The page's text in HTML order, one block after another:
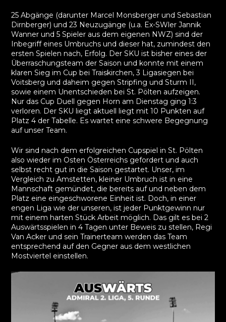
25 Abgänge (darunter Marcel Monsberger und Sebastian
Dirnberger) und 23 Neuzugänge (u.a. Ex-SWler Jannik
Wanner und 5 Spieler aus dem eigenen NWZ) sind der
Inbegriff eines Umbruchs und dieser hat, zumindest den
ersten Spielen nach, Erfolg. Der SKU ist bisher eines der
Überraschungsteam der Saison und konnte mit einem
klaren Sieg im Cup bei Traiskirchen, 3 Ligasiegen bei
Voitsberg und daheim gegen Stripfing und Sturm II,
sowie einem Unentschieden bei St. Pölten aufzeigen.
Nur das Cup Duell gegen Horn am Dienstag ging 1:3
verloren. Der SKU liegt aktuell liegt mit 10 Punkten auf
Platz 4 der Tabelle. Es wartet eine schwere Begegnung
auf unser Team.
Wir sind nach dem erfolgreichen Cupspiel in St. Pölten
also wieder im Osten Österreichs gefordert und auch
selbst recht gut in die Saison gestartet. Unser, im
Vergleich zu Amstetten, kleiner Umbruch ist in eine
Mannschaft gemündet, die bereits auf und neben dem
Platz eine eingeschworene Einheit ist. Doch, in einer
engen Liga wie der unseren, ist jeder Punktgewinn nur
mit einem harten Stück Arbeit möglich. Das gilt es bei 2
Auswärtsspielen in 4 Tagen unter Beweis zu stellen, Regi
Van Acker und sein Trainerteam werden das Team
entsprechend auf den Gegner aus dem westlichen
Mostviertel einstellen.